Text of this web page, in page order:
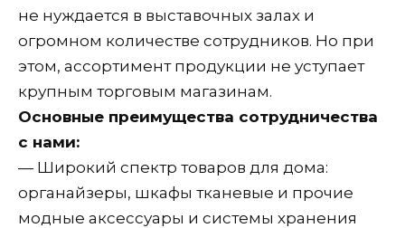
не нуждается в выставочных залах и
огромном количестве сотрудников. Но при
этом, ассортимент продукции не уступает
крупным торговым магазинам.
Основные преимущества сотрудничества
с нами:
— Широкий спектр товаров для дома:
органайзеры, шкафы тканевые и прочие
модные аксессуары и системы хранения